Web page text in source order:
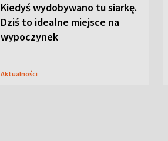
Kiedyś wydobywano tu siarkę.
Dziś to idealne miejsce na
wypoczynek
Aktualności